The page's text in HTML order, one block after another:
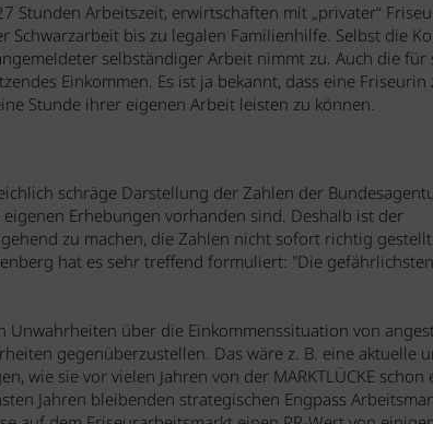
Stunden Arbeitszeit, erwirtschaften mit „privater“
bis zu legalen Familienhilfe. Selbst die
selbständiger Arbeit nimmt zu. Auch die für
Einkommen. Es ist ja bekannt, dass eine
Stunde ihrer eigenen Arbeit leisten zu können.
schräge Darstellung der Zahlen der
Erhebungen vorhanden sind. Deshalb ist der
zu machen, die Zahlen nicht sofort richtig
hat es sehr treffend formuliert: "Die
Unwahrheiten über die Einkommenssituation von
gegenüberzustellen. Das wäre z. B. eine aktuelle
wie sie vor vielen Jahren von der MARKTLÜCKE schon
Jahren bleibenden strategischen Engpass